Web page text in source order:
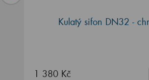
Kulatý sifon DN32 -
1 380 Kč